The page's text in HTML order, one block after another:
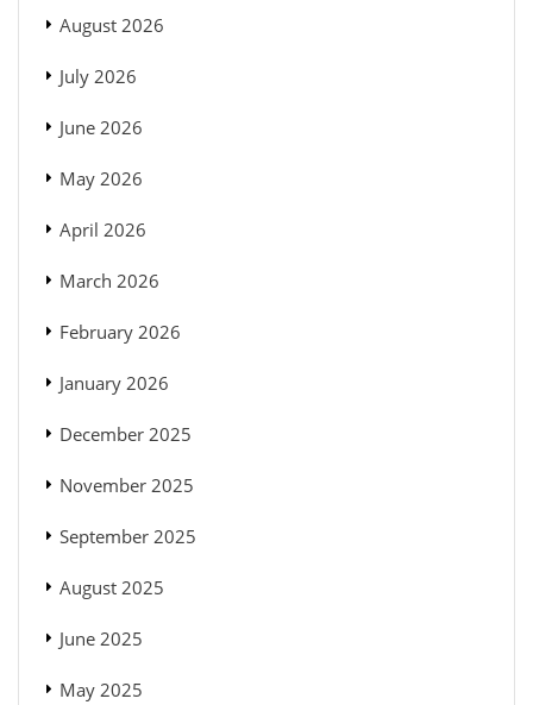
August 2026
July 2026
June 2026
May 2026
April 2026
March 2026
February 2026
January 2026
December 2025
November 2025
September 2025
August 2025
June 2025
May 2025